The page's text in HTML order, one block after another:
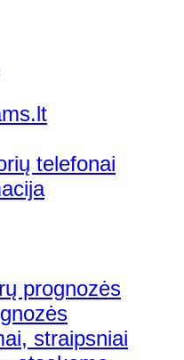
telefonai
prognozės
straipsniai